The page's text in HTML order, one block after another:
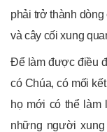
phải trở thành
và cây cối xung
Để làm được điều
có Chúa, có mối
họ mới có thể làm
những người